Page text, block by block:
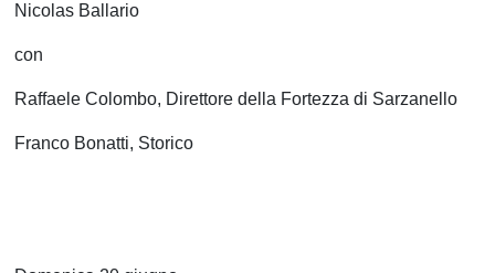
Nicolas Ballario
con
Raffaele Colombo, Direttore della Fortezza di Sarzanello
Franco Bonatti, Storico